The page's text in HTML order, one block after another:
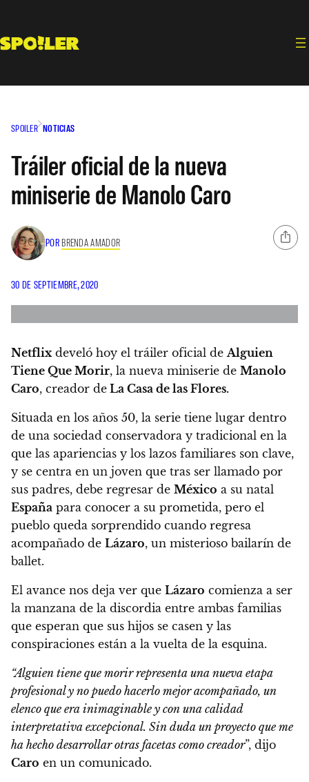
contenido
SPOILER NOTICIAS
Tráiler oficial de la nueva
miniserie de Manolo Caro
POR BRENDA AMADOR
30 DE SEPTIEMBRE, 2020
Netflixdeveló hoy el tráiler oficial deAlguien
Tiene Que Morir, la nueva miniserie de Manolo
Caro, creador de La Casa de las Flores.
Situada en los años 50, la serie tiene lugar dentro
de una sociedad conservadora y tradicional en la
que las apariencias y los lazos familiares son clave,
y se centra en un joven que tras ser llamado por
sus padres, debe regresar de México a su natal
España para conocer a su prometida, pero el
pueblo queda sorprendido cuando regresa
acompañado de Lázaro, un misterioso bailarín de
ballet.
El avance nos deja ver que Lázaro comienza a ser
la manzana de la discordia entre ambas familias
que esperan que sus hijos se casen y las
conspiraciones están a la vuelta de la esquina.
“Alguien tiene que morir representa una nueva etapa
profesional y no puedo hacerlo mejor acompañado, un
elenco que era inimaginable y con una calidad
interpretativa excepcional. Sin duda un proyecto que me
ha hecho desarrollar otras facetas como creador”, dijo
Caro en un comunicado.